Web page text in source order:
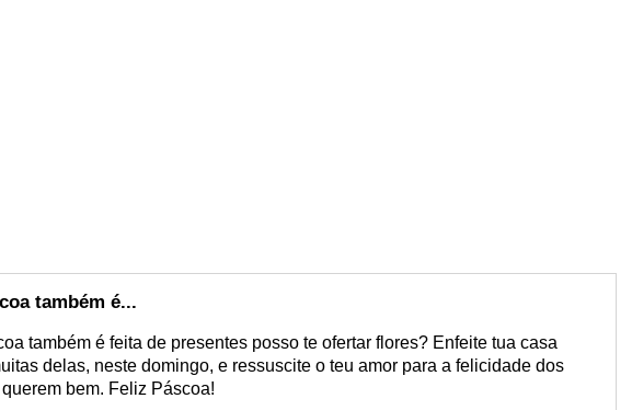
também é...
também é feita de presentes posso te ofertar flores? Enfeite tua casa
delas, neste domingo, e ressuscite o teu amor para a felicidade dos
bem. Feliz Páscoa!